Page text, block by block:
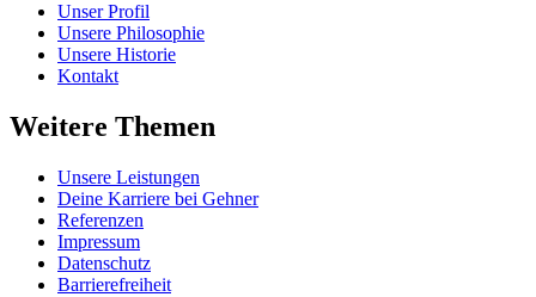
Unser Profil
Unsere Philosophie
Unsere Historie
Kontakt
Weitere Themen
Unsere Leistungen
Deine Karriere bei Gehner
Referenzen
Impressum
Datenschutz
Barrierefreiheit